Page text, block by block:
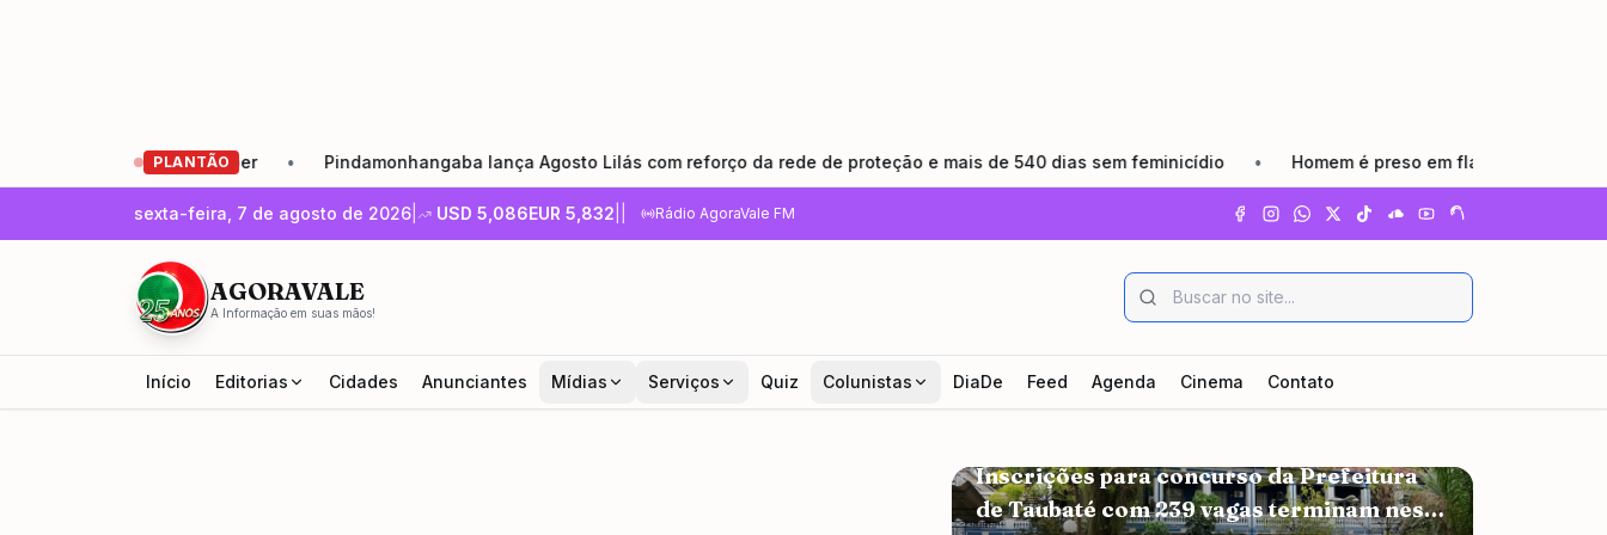
PLANTÃO
Pindamonhangaba lança Agosto Lilás com reforço da rede de proteção e mais de 540 dias sem feminicídio • Homem é preso em flagrante por agredir companheira e causar
sexta-feira, 7 de agosto de 2026 USD 5,086EUR 5,832 Rádio AgoraVale FM
AGORAVALE
A Informação em suas mãos!
Início Editorias Cidades Anunciantes Mídias Serviços Quiz Colunistas DiaDe Feed Agenda Cinema Contato
Pindamonhangaba lança Agosto Lilás
com reforço da rede de proteção e mais
de 540 dias sem feminicídio
Inscrições para concurso da Prefeitura
de Taubaté com 239 vagas terminam neste